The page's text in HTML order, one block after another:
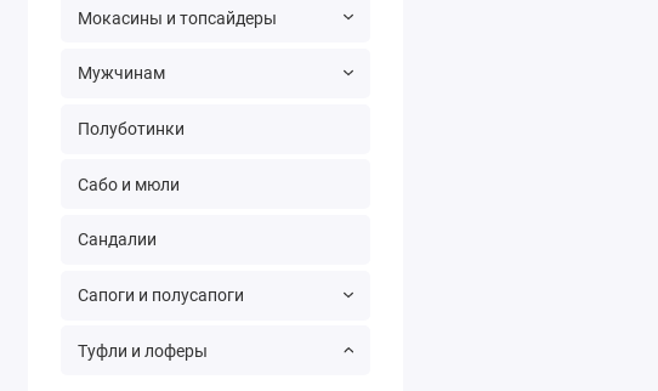
Мокасины и топсайдеры
Мужчинам
Полуботинки
Сабо и мюли
Сандалии
Сапоги и полусапоги
Туфли и лоферы